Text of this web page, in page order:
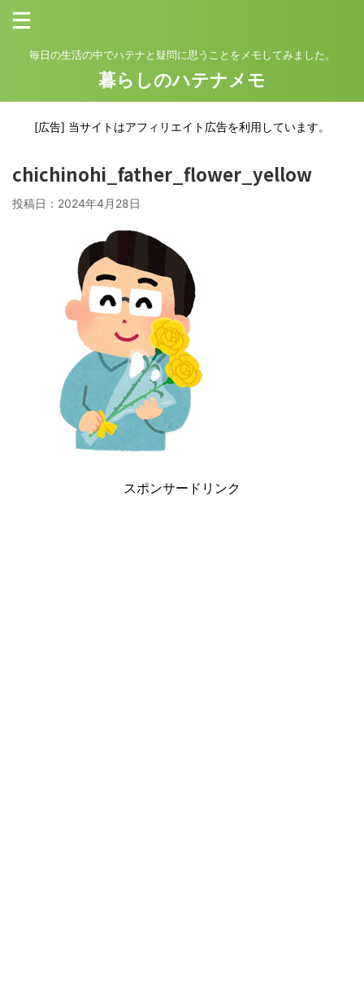
毎日の生活の中でハテナと疑問に思うことをメモしてみました。
暮らしのハテナメモ
[広告] 当サイトはアフィリエイト広告を利用しています。
chichinohi_father_flower_yellow
投稿日： 2024年4月28日
スポンサードリンク